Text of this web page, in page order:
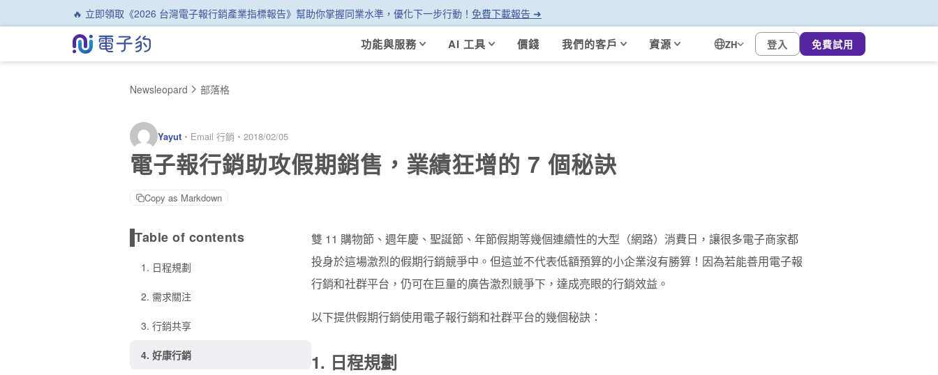
🔥 立即領取《2026 台灣電子報行銷產業指標報告》幫助你掌握同業水準，優化下一步行動！ 免費下載報告 ➜
功能與服務 AI 工具 價錢 我們的客戶 資源 ZH 登入 免費試用
Newsleopard 部落格
Yayut ・ Email 行銷 ・ 2018/02/05
電子報行銷助攻假期銷售，業績狂增的 7 個秘訣
Copy as Markdown
Table of contents
1. 日程規劃
2. 需求關注
3. 行銷共享
4. 好康行銷
雙 11 購物節、週年慶、聖誕節、年節假期等幾個連續性的大型（網路）消費日，讓很多電子商家都
投身於這場激烈的假期行銷競爭中。但這並不代表低額預算的小企業沒有勝算！因為若能善用電子報
行銷和社群平台，仍可在巨量的廣告激烈競爭下，達成亮眼的行銷效益。
以下提供假期行銷使用電子報行銷和社群平台的幾個秘訣：
1. 日程規劃